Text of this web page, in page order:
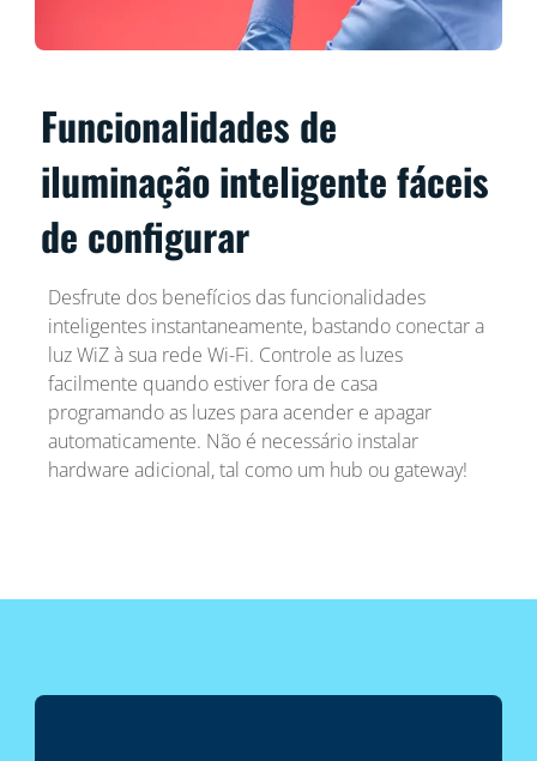
Funcionalidades de
iluminação inteligente fáceis
de configurar
Desfrute dos benefícios das funcionalidades
inteligentes instantaneamente, bastando conectar a
luz WiZ à sua rede Wi-Fi. Controle as luzes
facilmente quando estiver fora de casa
programando as luzes para acender e apagar
automaticamente. Não é necessário instalar
hardware adicional, tal como um hub ou gateway!